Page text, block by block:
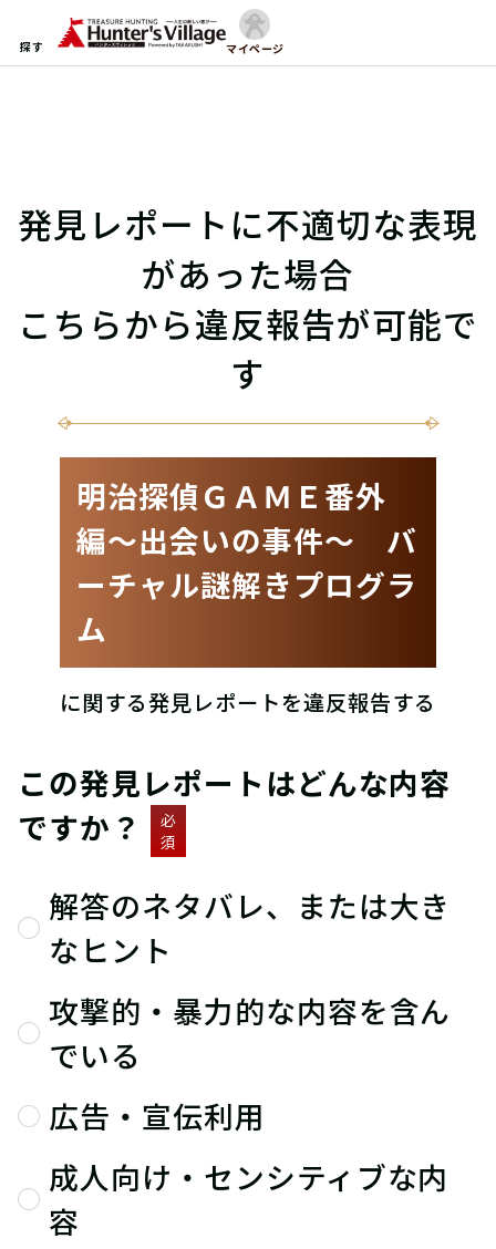
探す マイページ
発見レポートに不適切な表現
があった場合
こちらから違反報告が可能で
す
明治探偵ＧＡＭＥ番外
編〜出会いの事件〜 バ
ーチャル謎解きプログラ
ム
に関する発見レポートを違反報告する
この発見レポートはどんな内容
ですか？
必
須
解答のネタバレ、または大き
なヒント
攻撃的・暴力的な内容を含ん
でいる
広告・宣伝利用
成人向け・センシティブな内
容